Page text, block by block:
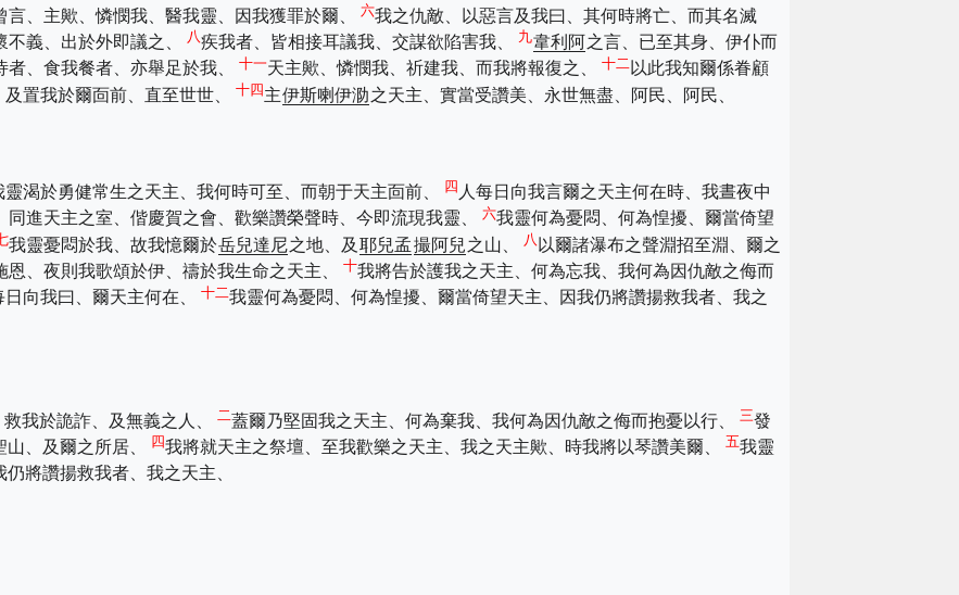
言、主歟、憐憫我、醫我靈、因我獲罪於爾、 六我之仇敵、以惡言及我曰、其何時將亡、而其名滅
義、出於外即議之、 八疾我者、皆相接耳議我、交謀欲陷害我、 九韋利阿之言、已至其身、伊仆而
、食我餐者、亦舉足於我、 十一天主歟、憐憫我、祈建我、而我將報復之、 十二 以此我知爾係眷顧
置我於爾靣前、直至世世、 十四主伊斯喇伊泐之天主、實當受讚美、永世無盡、阿民、阿民、
靈渴於勇健常生之天主、我何時可至、而朝于天主靣前、 四 人每日向我言爾之天主何在時、我晝夜中
進天主之室、偕慶賀之會、歡樂讚榮聲時、今即流現我靈、 六我靈何為憂悶、何為惶擾、爾當倚望
我靈憂悶於我、故我憶爾於岳兒達尼之地、及 耶兒孟撮阿兒之山、 八 以爾諸瀑布之聲淵招至淵、爾之
恩、夜則我歌頌於伊、禱於我生命之天主、 十我將告於護我之天主、何為忘我、我何為因仇敵之侮而
向我曰、爾天主何在、 十二我靈何為憂悶、何為惶擾、爾當倚望天主、因我仍將讚揚救我者、我之
我於詭詐、及無義之人、 二蓋爾乃堅固我之天主、何為棄我、我何為因仇敵之侮而抱憂以行、 三發
、及爾之所居、
四我將就天主之祭壇、至我歡樂之天主、我之天主歟、時我將以琴讚美爾、 五我靈
將讚揚救我者、我之天主、